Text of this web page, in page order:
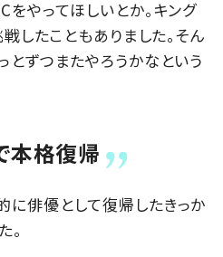
をやってほしいとか。キング
したこともありました。そん
とずつまたやろうかなという
本格復帰
に俳優として復帰したきっか
。